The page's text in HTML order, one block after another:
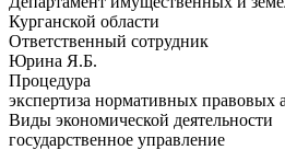
Курганской области
Ответственный сотрудник
Юрина Я.Б.
Процедура
экспертиза нормативных правовых
Виды экономической деятельности
государственное управление